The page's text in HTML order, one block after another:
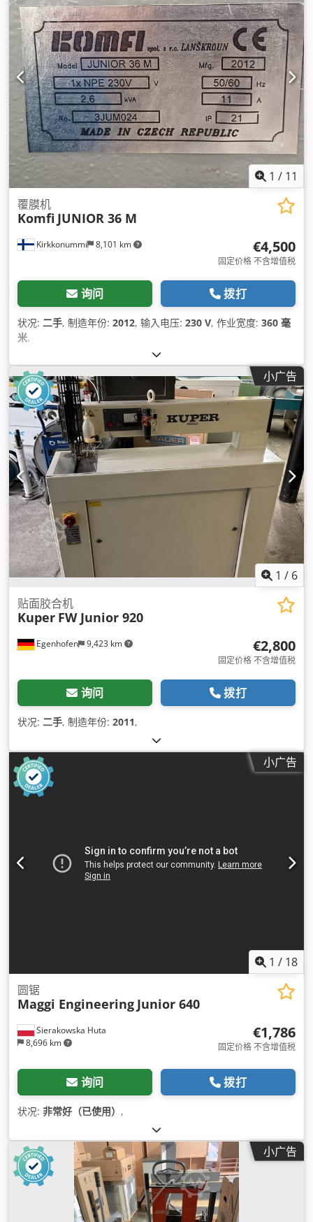
1 / 11
Kirkkonummi 8,101 km
覆膜机
Komfi JUNIOR 36 M
€4,500
固定价格 不含增值税
询问 拨打
状况: 二手, 制造年份: 2012, 输入电压: 230 V, 作业宽度: 360 毫
米,
小广告
1 / 6
Egenhofen 9,423 km
贴面胶合机
Kuper FW Junior 920
€2,800
固定价格 不含增值税
询问 拨打
状况: 二手, 制造年份: 2011,
小广告
1 / 18
Sierakowska Huta
8,696 km
圆锯
Maggi Engineering Junior 640
€1,786
固定价格 不含增值税
询问 拨打
状况: 非常好（已使用） ,
小广告